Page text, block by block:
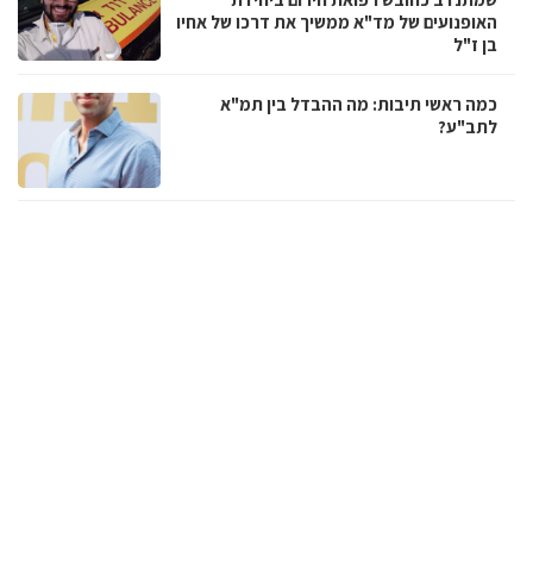
האופנועים של מד"א ממשיך את דרכו של אחיו
בן ז"ל
כמה ראשי תיבות: מה ההבדל בין תמ"א
לתב"ע?